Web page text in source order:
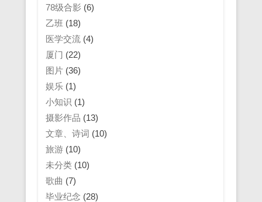
78级合影 (6)
乙班 (18)
医学交流(4)
厦门 (22)
图片(36)
娱乐(1)
小知识 (1)
摄影作品 (13)
文章、诗词 (10)
旅游(10)
未分类(10)
歌曲 (7)
毕业纪念 (28)